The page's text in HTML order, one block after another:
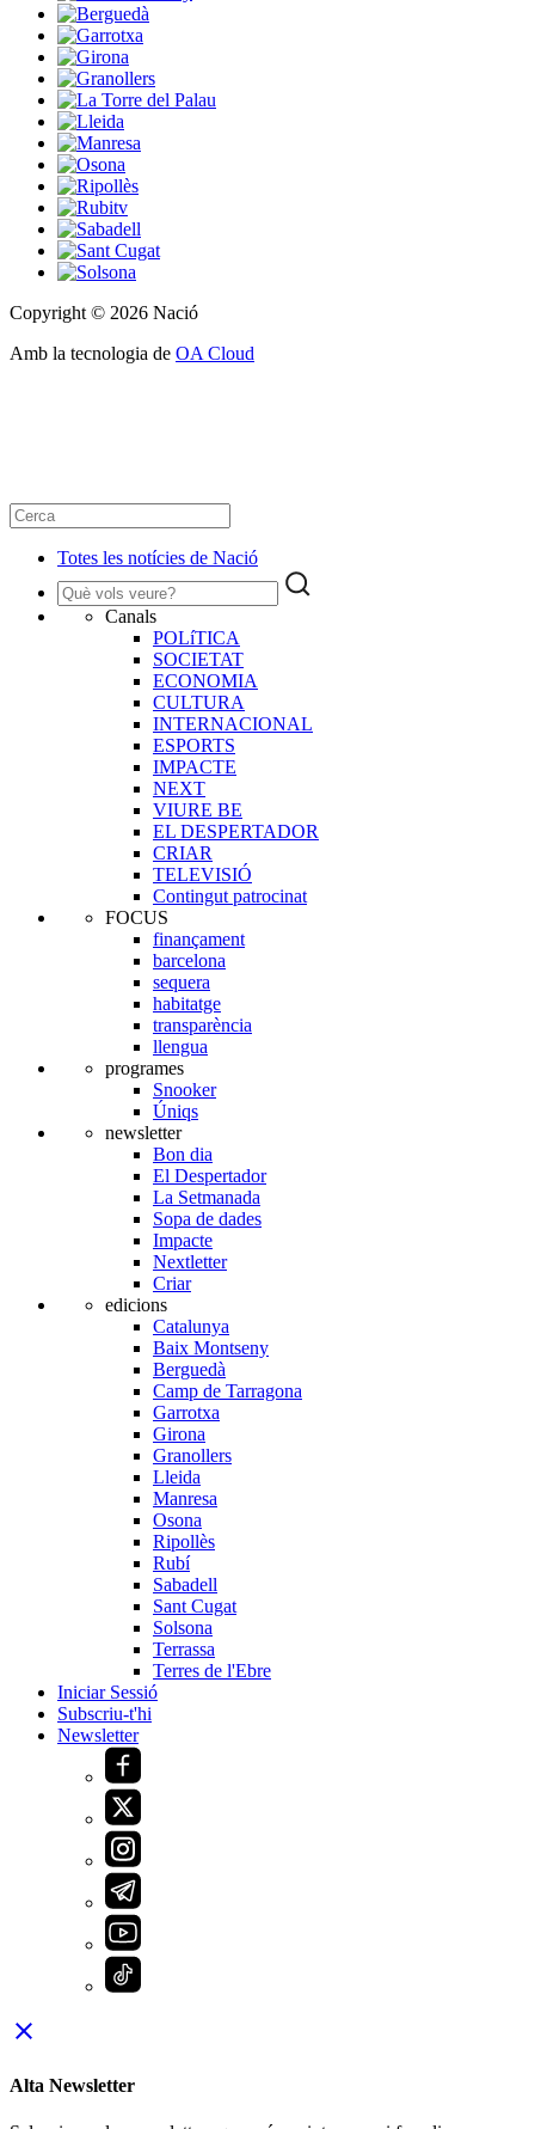
Copyright © 2026 Nació
Amb la tecnologia de OA Cloud
Totes les notícies de Nació
Canals
POLíTICA
SOCIETAT
ECONOMIA
CULTURA
INTERNACIONAL
ESPORTS
IMPACTE
NEXT
VIURE BE
EL DESPERTADOR
CRIAR
TELEVISIÓ
Contingut patrocinat
FOCUS
finançament
barcelona
sequera
habitatge
transparència
llengua
programes
Snooker
Úniqs
newsletter
Bon dia
El Despertador
La Setmanada
Sopa de dades
Impacte
Nextletter
Criar
edicions
Catalunya
Baix Montseny
Berguedà
Camp de Tarragona
Garrotxa
Girona
Granollers
Lleida
Manresa
Osona
Ripollès
Rubí
Sabadell
Sant Cugat
Solsona
Terrassa
Terres de l'Ebre
Iniciar Sessió
Subscriu-t'hi
Newsletter
close
Alta Newsletter